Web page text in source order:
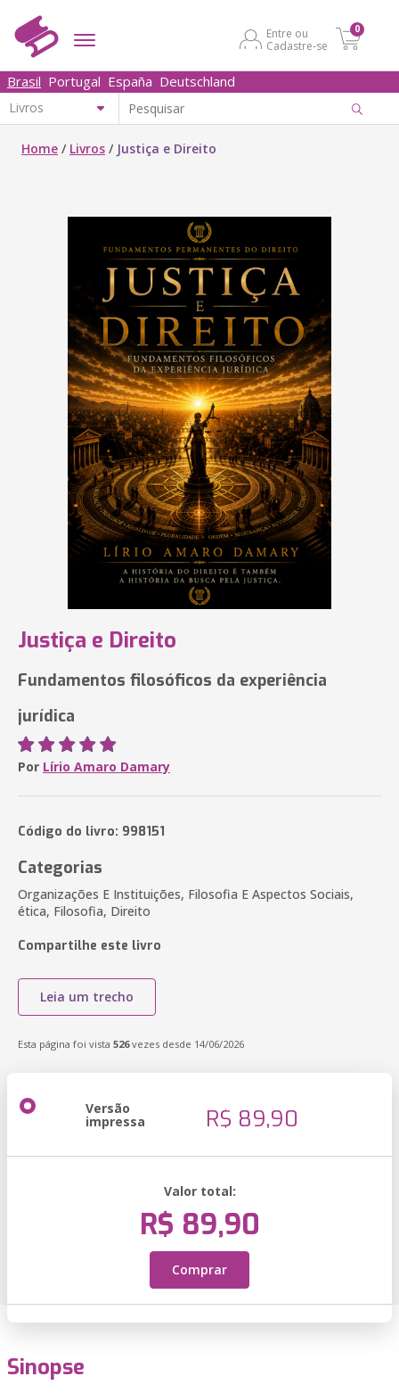
Entre ou
Cadastre-se
0
Brasil Portugal España Deutschland
Home / Livros / Justiça e Direito
Justiça e Direito
Fundamentos filosóficos da experiência
jurídica
Por Lírio Amaro Damary
Código do livro: 998151
Categorias
Organizações E Instituições, Filosofia E Aspectos Sociais,
ética, Filosofia, Direito
Compartilhe este livro
Leia um trecho
Esta página foi vista 526vezes desde 14/06/2026
Versão
impressa R$ 89,90
Valor total:
R$ 89,90
Comprar
Sinopse